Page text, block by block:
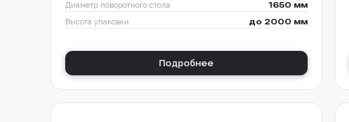
Диаметр поворотного стола 1650 мм
Высота упаковки до 2000 мм
Подробнее